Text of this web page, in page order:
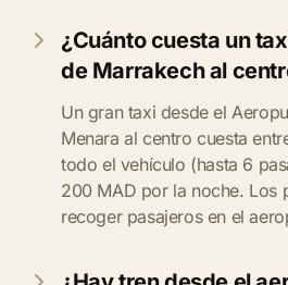
¿Cuánto cuesta un
de Marrakech al
Un gran taxi desde el
Menara al centro cuesta
todo el vehículo (hasta 6
200 MAD por la noche. Los
recoger pasajeros en el